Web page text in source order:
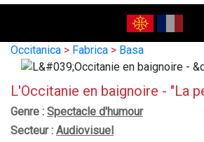
Occitanica > Fabrica > Basa
L'Occitanie en baignoire - "La
Genre : Spectacle d'humour
Secteur : Audiovisuel